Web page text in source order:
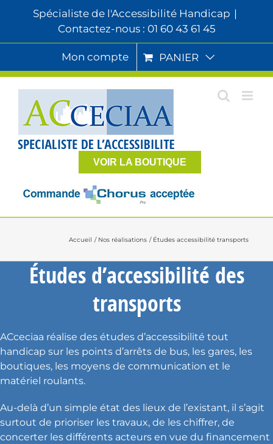
Spécialiste de l'Accessibilité Handicap |
Contactez-nous : 01 60 43 61 45
Mon compte PANIER
VOIR LA BOUTIQUE
Accueil Nos réalisations Études accessibilité transports
Études d’accessibilité des
transports
ACceciaa réalise des études d’accessibilité tout
handicap sur les points d’arrêts de bus, les gares, les
boutiques, les moyens de communication et le
matériel roulants.
Au-delà d’un simple état des lieux de l’existant, il s’agit
surtout de prioriser les travaux, de les chiffrer, de
concerter les différents acteurs en vue du financement